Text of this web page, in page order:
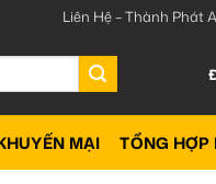
Liên Hệ – Thành Phát
MẠI TỔNG HỢP